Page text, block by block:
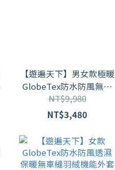
【遊遍天下】男女款極暖
GlobeTex防水防風無車
縫保暖顯瘦中長版羽絨外
套 GJ23035 / 綠色 ( M
-5L )
NT$9,980
NT$3,480